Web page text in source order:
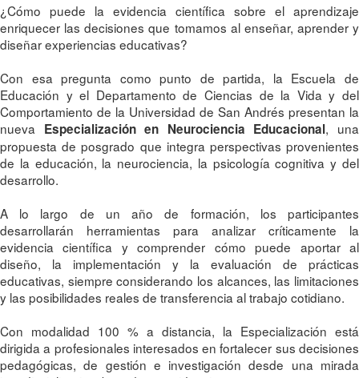
¿Cómo puede la evidencia científica sobre el aprendizaje
enriquecer las decisiones que tomamos al enseñar, aprender y
diseñar experiencias educativas?
Con esa pregunta como punto de partida, la Escuela de
Educación y el Departamento de Ciencias de la Vida y del
Comportamiento de la Universidad de San Andrés presentan la
nueva Especialización en Neurociencia Educacional, una
propuesta de posgrado que integra perspectivas provenientes
de la educación, la neurociencia, la psicología cognitiva y del
desarrollo.
A lo largo de un año de formación, los participantes
desarrollarán herramientas para analizar críticamente la
evidencia científica y comprender cómo puede aportar al
diseño, la implementación y la evaluación de prácticas
educativas, siempre considerando los alcances, las limitaciones
y las posibilidades reales de transferencia al trabajo cotidiano.
Con modalidad 100 % a distancia, la Especialización está
dirigida a profesionales interesados en fortalecer sus decisiones
pedagógicas, de gestión e investigación desde una mirada